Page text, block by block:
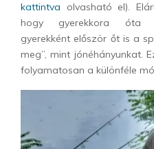
kattintva olvasható el).
hogy gyerekkora óta
gyerekként először őt is a
meg”, mint jónéhányunkat.
folyamatosan a különféle